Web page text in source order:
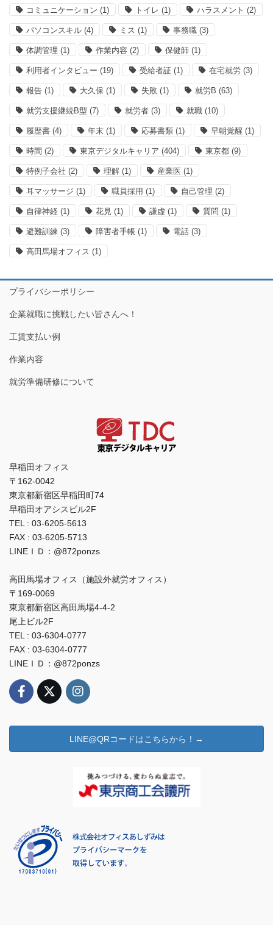
コミュニケーション (1) トイレ (1) ハラスメント (2)
パソコンスキル (4) ミス (1) 事務職 (3)
体調管理 (1) 作業内容 (2) 保健師 (1)
利用者インタビュー (19) 受給者証 (1) 在宅就労 (3)
報告 (1) 大久保 (1) 失敗 (1) 就労B (63)
就労支援継続B型 (7) 就労者 (3) 就職 (10)
履歴書 (4) 年末 (1) 応募書類 (1) 早朝覚醒 (1)
時間 (2) 東京デジタルキャリア (404) 東京都 (9)
特例子会社 (2) 理解 (1) 産業医 (1)
耳マッサージ (1) 職員採用 (1) 自己管理 (2)
自律神経 (1) 花見 (1) 謙虚 (1) 質問 (1)
避難訓練 (3) 障害者手帳 (1) 電話 (3)
高田馬場オフィス (1)
プライバシーポリシー
企業就職に挑戦したい皆さんへ！
工賃支払い例
作業内容
就労準備研修について
早稲田オフィス
〒162-0042
東京都新宿区早稲田町74
早稲田オアシスビル2F
TEL : 03-6205-5613
FAX : 03-6205-5713
LINEＩＤ：@872ponzs
高田馬場オフィス（施設外就労オフィス）
〒169-0069
東京都新宿区高田馬場4-4-2
尾上ビル2F
TEL : 03-6304-0777
FAX : 03-6304-0777
LINEＩＤ：@872ponzs
LINE@QRコードはこちらから！→